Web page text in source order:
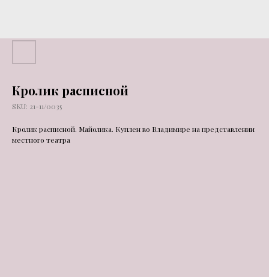
Кролик расписной
SKU: 21-11/0035
Кролик расписной. Майолика. Куплен во Владимире на представлении
местного театра